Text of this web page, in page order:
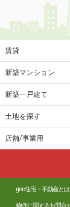
賃貸
新築マンション
新築一戸建て
土地を探す
店舗/事業用
goo住宅・不動産とは
物件に関するお問合